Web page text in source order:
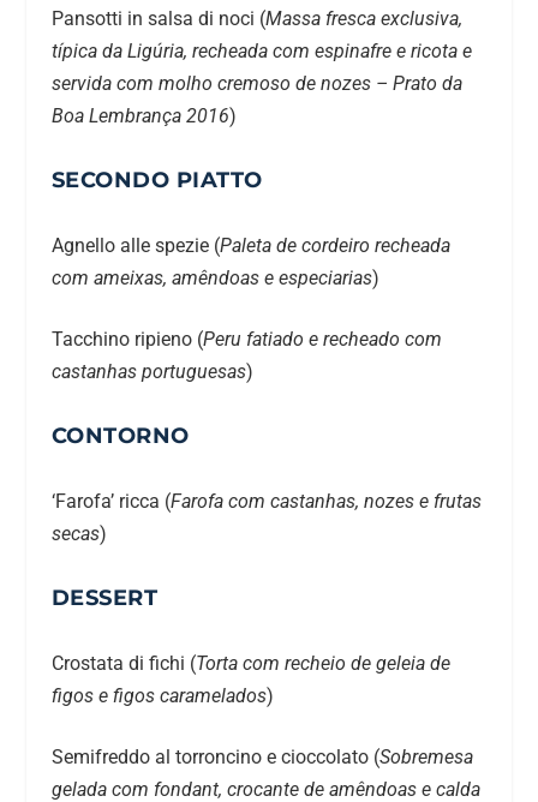
Pansotti in salsa di noci (Massa fresca exclusiva,
típica da Ligúria, recheada com espinafre e ricota e
servida com molho cremoso de nozes – Prato da
Boa Lembrança 2016)
SECONDO PIATTO
Agnello alle spezie (Paleta de cordeiro recheada
com ameixas, amêndoas e especiarias)
Tacchino ripieno (Peru fatiado e recheado com
castanhas portuguesas)
CONTORNO
‘Farofa’ ricca (Farofa com castanhas, nozes e frutas
secas)
DESSERT
Crostata di fichi (Torta com recheio de geleia de
figos e figos caramelados)
Semifreddo al torroncino e cioccolato (Sobremesa
gelada com fondant, crocante de amêndoas e calda